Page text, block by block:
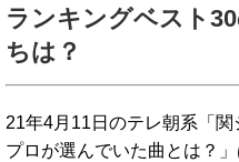
ランキングベスト
ちは？
21年4月11日のテレ朝系「
プロが選んでいた曲とは？